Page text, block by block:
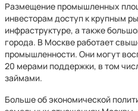
Размещение промышленных
инвесторам доступ к крупным
инфраструктуре, а также
города. В Москве работает
промышленности. Они могут
20 мерами поддержки, в том
займами.
Больше об экономической